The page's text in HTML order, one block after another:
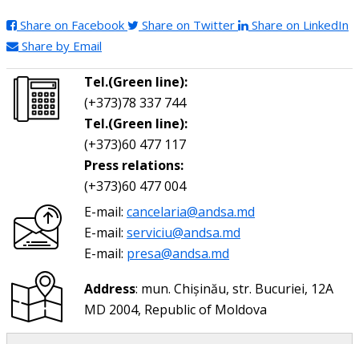
Share on Facebook Share on Twitter
Share on LinkedIn
Share by Email
Tel.(Green line):
(+373)78 337 744
Tel.(Green line):
(+373)60 477 117
Press relations:
(+373)60 477 004
E-mail: cancelaria@andsa.md
E-mail: serviciu@andsa.md
E-mail: presa@andsa.md
Address: mun. Chișinău, str. Bucuriei, 12A
MD 2004, Republic of Moldova